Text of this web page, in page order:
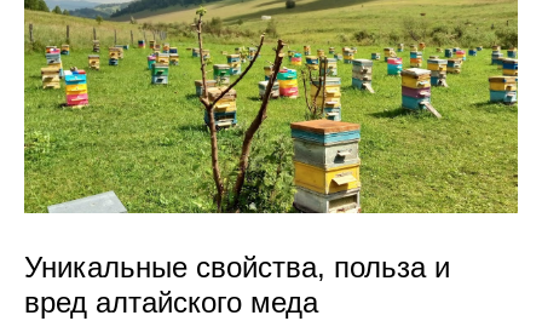
Уникальные свойства, польза и
вред алтайского меда